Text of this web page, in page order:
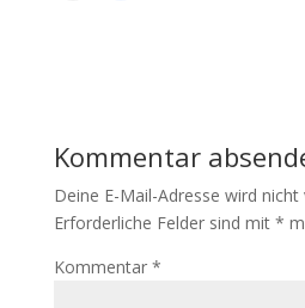
Kommentar
Deine E-Mail-Adresse wird
Erforderliche Felder sind mit *
Kommentar *